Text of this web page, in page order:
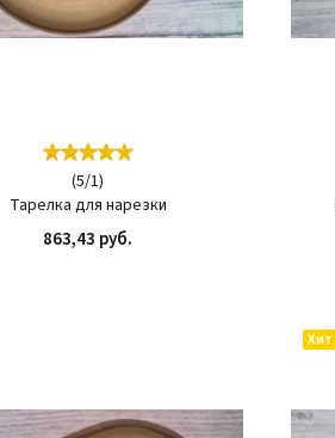
(5/1)
Тарелка для нарезки
863,43 руб.
Хит